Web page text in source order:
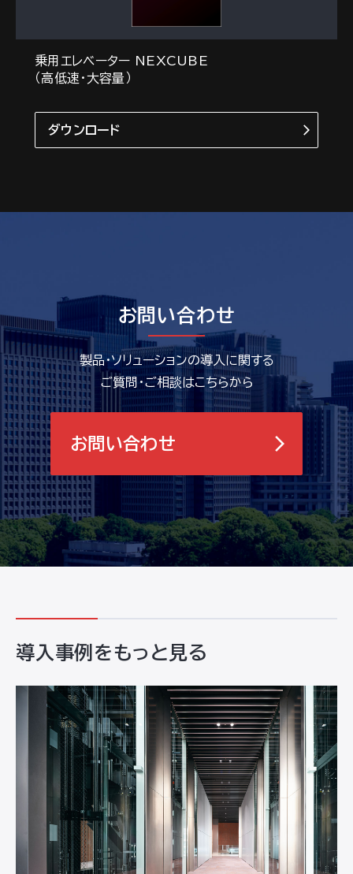
乗用エレベーター NEXCUBE
（高低速・大容量）
ダウンロード
お問い合わせ
製品・ソリューションの導入に関する
ご質問・ご相談はこちらから
お問い合わせ
導入事例をもっと見る